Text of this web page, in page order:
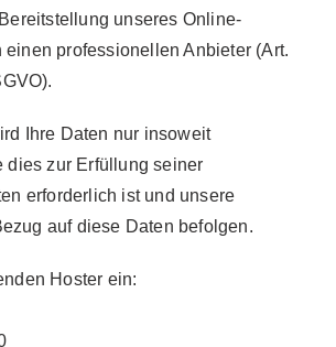
unseres Online-
einen professionellen Anbieter (Art.
Ihre Daten nur insoweit
dies zur Erfüllung seiner
erforderlich ist und unsere
auf diese Daten befolgen.
Hoster ein: